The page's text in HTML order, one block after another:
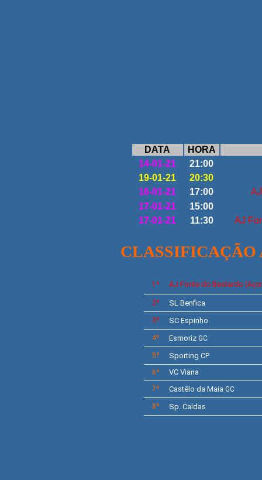
DATA
HORA
14-01-21
21:00
19-01-21
20:30
16-01-21
17:00
17-01-21
15:00
17-01-21
11:30 AJ
CLASSIFICAÇÃO
1º AJ Fonte do Bastardo
2º SL Benfica
3º SC Espinho
4º EsmorizGC
5º Sporting CP
6º
VC Viana
7º Castêlo da Maia GC
8º Sp. Caldas